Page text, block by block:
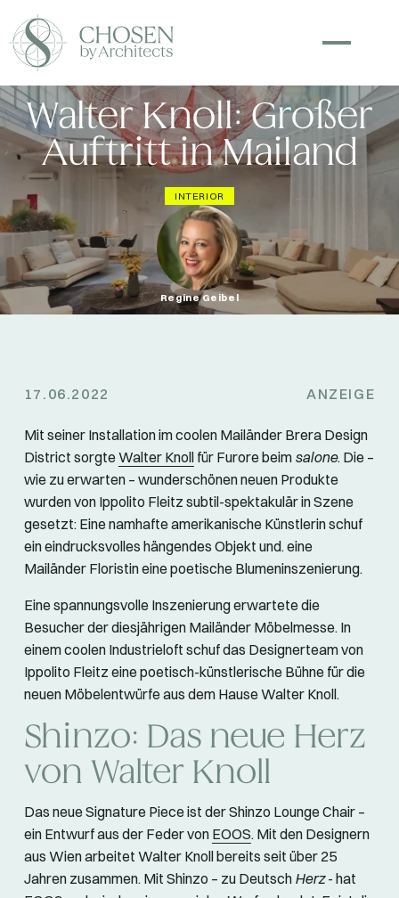
Walter Knoll: Großer
Auftritt in Mailand
INTERIOR
Regine Geibel
17.06.2022 ANZEIGE
Mit seiner Installation im coolen Mailänder Brera Design
District sorgteWalter Knollfür Furore beim salone. Die –
wie zu erwarten – wunderschönen neuen Produkte
wurden von Ippolito Fleitz subtil-spektakulär in Szene
gesetzt: Eine namhafte amerikanische Künstlerin schuf
ein eindrucksvolles hängendes Objekt und. eine
Mailänder Floristin eine poetische Blumeninszenierung.
Eine spannungsvolle Inszenierung erwartete die
Besucher der diesjährigen Mailänder Möbelmesse. In
einem coolen Industrieloft schuf das Designerteam von
Ippolito Fleitz eine poetisch-künstlerische Bühne für die
neuen Möbelentwürfe aus dem Hause Walter Knoll.
Shinzo: Das neue Herz
von Walter Knoll
Das neue Signature Piece ist der Shinzo Lounge Chair –
ein Entwurf aus der Feder von EOOS. Mit den Designern
aus Wien arbeitet Walter Knoll bereits seit über 25
Jahren zusammen. Mit Shinzo – zu Deutsch Herz- hat